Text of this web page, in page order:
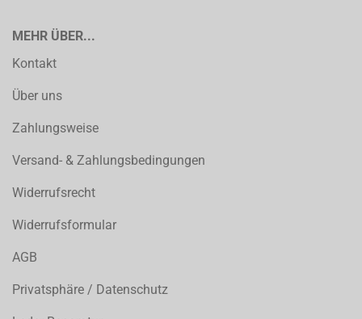
MEHR ÜBER...
Kontakt
Über uns
Zahlungsweise
Versand- & Zahlungsbedingungen
Widerrufsrecht
Widerrufsformular
AGB
Privatsphäre / Datenschutz